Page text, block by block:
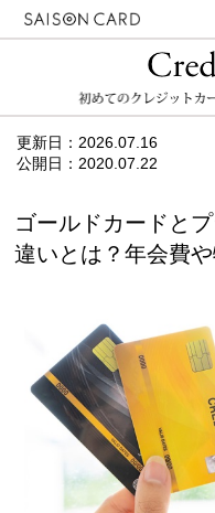
更新日： 2026.07.16
公開日： 2020.07.22
ゴールドカードと
違いとは？年会費